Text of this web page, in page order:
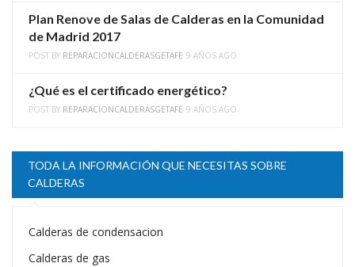
Plan Renove de Salas de Calderas en la Comunidad
de Madrid 2017
POST BY REPARACIONCALDERASGETAFE 9 AÑOS AGO
¿Qué es el certificado energético?
POST BY REPARACIONCALDERASGETAFE 9 AÑOS AGO
TODA LA INFORMACIÓN QUE NECESITAS SOBRE
CALDERAS
Calderas de condensacion
Calderas de gas